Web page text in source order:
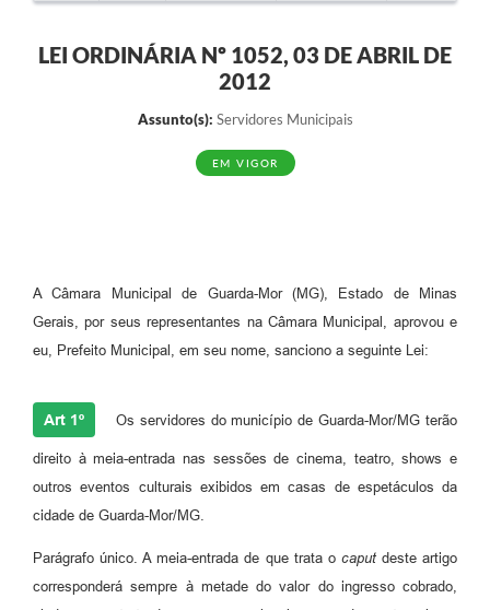
LEI ORDINÁRIA Nº 1052, 03 DE ABRIL DE
2012
Assunto(s): Servidores Municipais
EM VIGOR
A Câmara Municipal de Guarda-Mor (MG), Estado de Minas
Gerais, por seus representantes na Câmara Municipal, aprovou e
eu, Prefeito Municipal, em seu nome, sanciono a seguinte Lei:
Art 1º Os servidores do município de Guarda-Mor/MG terão
direito à meia-entrada nas sessões de cinema, teatro, shows e
outros eventos culturais exibidos em casas de espetáculos da
cidade de Guarda-Mor/MG.
Parágrafo único. A meia-entrada de que trata o caputdeste artigo
corresponderá sempre à metade do valor do ingresso cobrado,